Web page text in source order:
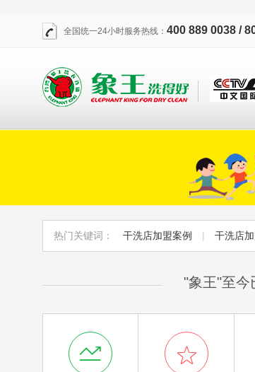
全国统一24小时服务热线： 400 889 0038 /
热门关键词： 干洗店加盟案例 | 干洗店
"象王"至今
 